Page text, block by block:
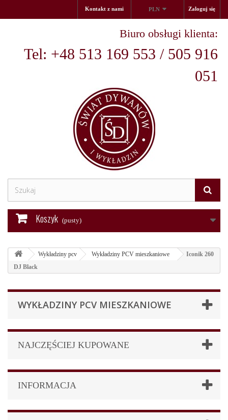
Zaloguj się
PLN
Kontakt z nami
Biuro obsługi klienta:
Tel: +48 513 169 553 / 505 916
051
Koszyk (pusty)
Wykładziny pcv Wykładziny PCV mieszkaniowe
Iconik 260
DJ Black
WYKŁADZINY PCV MIESZKANIOWE
NAJCZĘŚCIEJ KUPOWANE
INFORMACJA